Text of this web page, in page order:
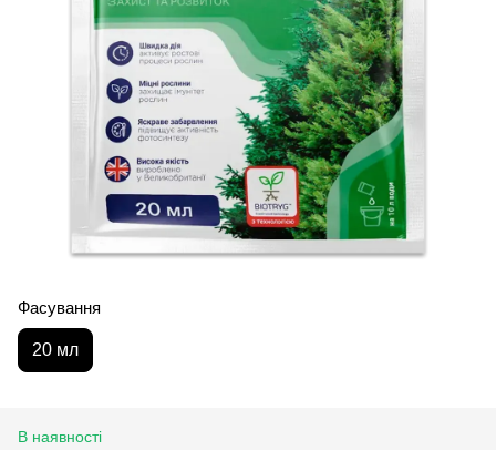
Фасування
20 мл
В наявності